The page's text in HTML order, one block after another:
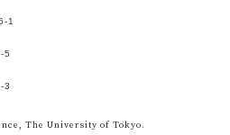
1
5
3
The University of Tokyo.